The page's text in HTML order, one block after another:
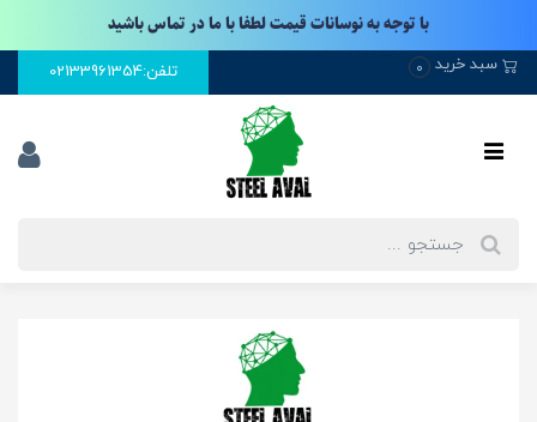
با توجه به نوسانات قیمت لطفا با ما در تماس باشید
سبد خرید 0 تلفن:02133961354